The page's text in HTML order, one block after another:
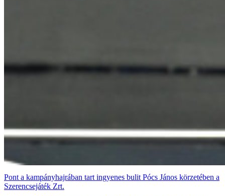
Pont a kampányhajrában tart ingyenes bulit Pócs János körzetében a
Szerencsejáték Zrt.